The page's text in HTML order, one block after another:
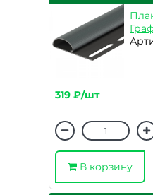
319 ₽/шт
В корзину